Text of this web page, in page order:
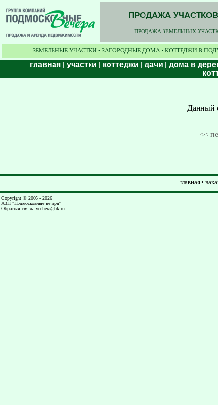
ПРОДАЖА
ПРОДАЖА ЗЕМЕЛЬНЫХ
ЗЕМЕЛЬНЫЕ УЧАСТКИ • ЗАГОРОДНЫЕ ДОМА • КОТТЕДЖИ В
главная | участки | коттеджи | дачи | дома в
Данный
<<
главная•
Copyright © 2005 - 2026
АЗН "Подмосковные вечера"
Обратная связь: vechera@bk.ru